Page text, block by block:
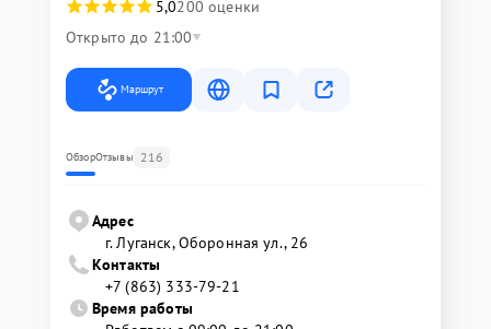
5,0200 оценки
Открыто до 21:00
Маршрут
ОбзорОтзывы 216
Адрес
г. Луганск, Оборонная ул., 26
Контакты
+7 (863) 333-79-21
Время работы